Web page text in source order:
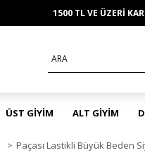
1500 TL VE ÜZERİ
ÜST GİYİM ALT GİYİM
> Paçası Lastikli Büyük Beden